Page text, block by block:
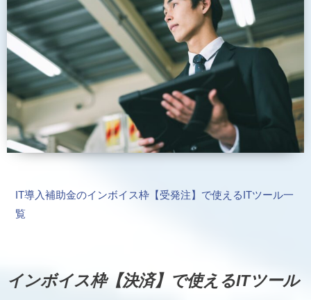
IT導入補助金のインボイス枠【受発注】で使えるITツール一
覧
インボイス枠【決済】で使えるITツール